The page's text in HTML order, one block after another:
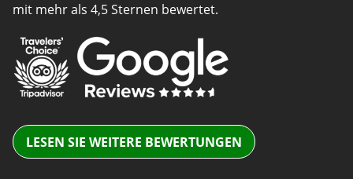
mit mehr als 4,5 Sternen bewertet.
LESEN SIE WEITERE BEWERTUNGEN